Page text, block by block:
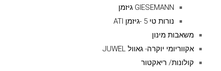
GIESEMANN גיזמן
נורות טי 5 -גיזמן ATI
משאבות מינון
אקווריומי יוקרה- גאוול JUWEL
קולונות/ ריאקטור